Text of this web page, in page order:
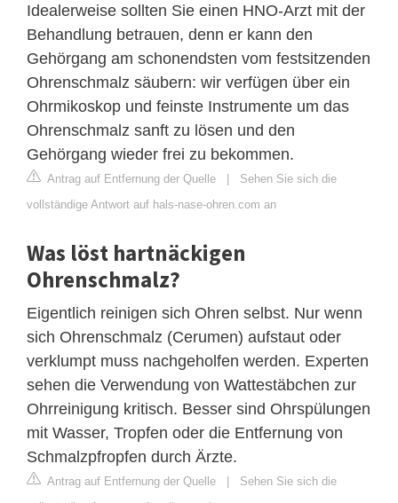
Idealerweise sollten Sie einen HNO-Arzt mit der
Behandlung betrauen, denn er kann den
Gehörgang am schonendsten vom festsitzenden
Ohrenschmalz säubern: wir verfügen über ein
Ohrmikoskop und feinste Instrumente um das
Ohrenschmalz sanft zu lösen und den
Gehörgang wieder frei zu bekommen.
Antrag auf Entfernung der Quelle | Sehen Sie sich die
vollständige Antwort auf hals-nase-ohren.com an
Was löst hartnäckigen
Ohrenschmalz?
Eigentlich reinigen sich Ohren selbst. Nur wenn
sich Ohrenschmalz (Cerumen) aufstaut oder
verklumpt muss nachgeholfen werden. Experten
sehen die Verwendung von Wattestäbchen zur
Ohrreinigung kritisch. Besser sind Ohrspülungen
mit Wasser, Tropfen oder die Entfernung von
Schmalzpfropfen durch Ärzte.
Antrag auf Entfernung der Quelle | Sehen Sie sich die